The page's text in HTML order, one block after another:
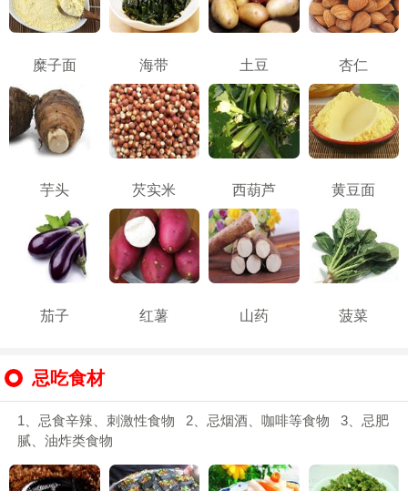
糜子面 海带 土豆 杏仁
芋头 芡实米 西葫芦 黄豆面
茄子 红薯 山药 菠菜
忌吃食材
1、忌食辛辣、刺激性食物 2、忌烟酒、咖啡等食物 3、忌肥
腻、油炸类食物